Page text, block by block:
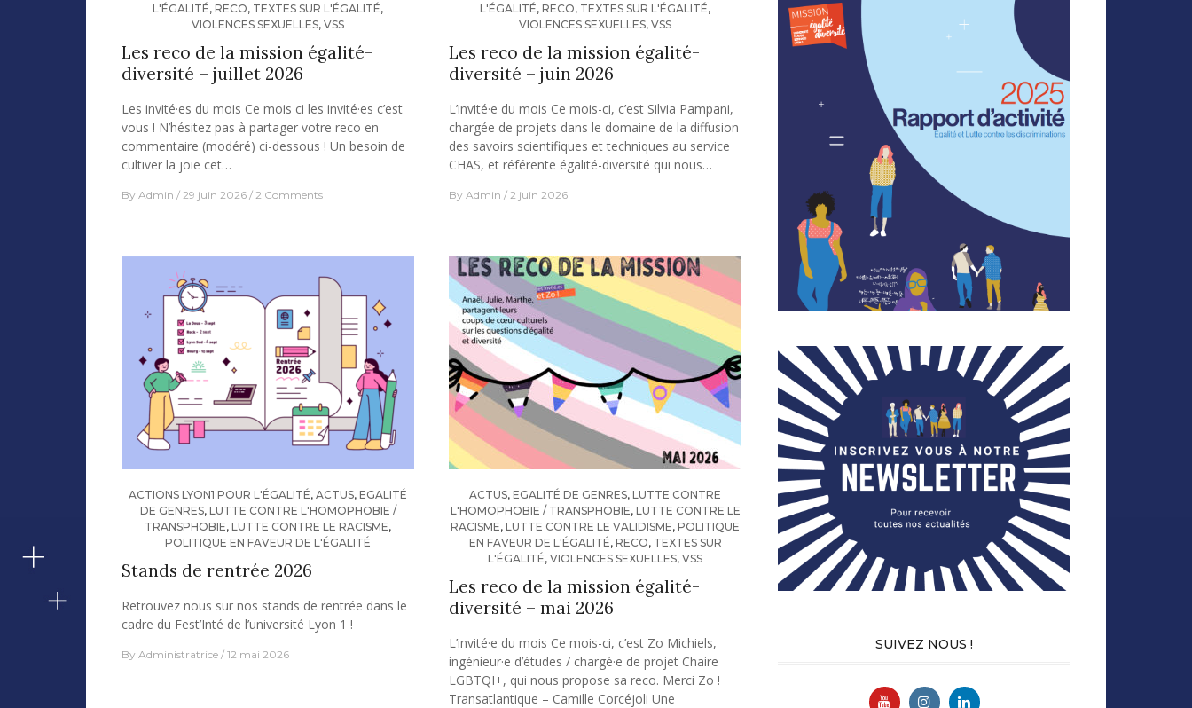
L'ÉGALITÉ, RECO, TEXTES SUR L'ÉGALITÉ,
VIOLENCES SEXUELLES, VSS
Les reco de la mission égalité-
diversité – juillet 2026
Les invité·es du mois Ce mois ci les invité·es c’est
vous ! N’hésitez pas à partager votre reco en
commentaire (modéré) ci-dessous ! Un besoin de
cultiver la joie cet…
By Admin 29 juin 2026 2 Comments
L'ÉGALITÉ, RECO, TEXTES SUR L'ÉGALITÉ,
VIOLENCES SEXUELLES, VSS
Les reco de la mission égalité-
diversité – juin 2026
L’invité·e du mois Ce mois-ci, c’est Silvia Pampani,
chargée de projets dans le domaine de la diffusion
des savoirs scientifiques et techniques au service
CHAS, et référente égalité-diversité qui nous…
By Admin 2 juin 2026
ACTIONS LYON1 POUR L'ÉGALITÉ, ACTUS, EGALITÉ
DE GENRES, LUTTE CONTRE L'HOMOPHOBIE /
TRANSPHOBIE, LUTTE CONTRE LE RACISME,
POLITIQUE EN FAVEUR DE L'ÉGALITÉ
Stands de rentrée 2026
Retrouvez nous sur nos stands de rentrée dans le
cadre du Fest’Inté de l’université Lyon 1 !
By Administratrice 12 mai 2026
ACTUS, EGALITÉ DE GENRES, LUTTE CONTRE
L'HOMOPHOBIE / TRANSPHOBIE, LUTTE CONTRE LE
RACISME, LUTTE CONTRE LE VALIDISME, POLITIQUE
EN FAVEUR DE L'ÉGALITÉ, RECO, TEXTES SUR
L'ÉGALITÉ, VIOLENCES SEXUELLES, VSS
Les reco de la mission égalité-
diversité – mai 2026
L’invité·e du mois Ce mois-ci, c’est Zo Michiels,
ingénieur·e d’études / chargé·e de projet Chaire
LGBTQI+, qui nous propose sa reco. Merci Zo !
Transatlantique – Camille Corcéjoli Une
SUIVEZ NOUS !